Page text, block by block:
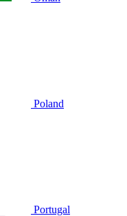
Poland
Portugal